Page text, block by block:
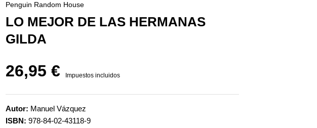
Penguin Random House
LO MEJOR DE LAS HERMANAS
GILDA
26,95 € Impuestos incluidos
Autor: Manuel Vázquez
ISBN: 978-84-02-43118-9